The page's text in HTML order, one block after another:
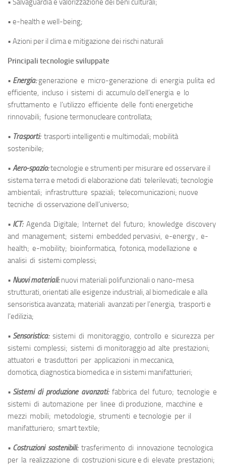
• e-health e well-being;
• Azioni per il clima e mitigazione dei rischi naturali
Principali tecnologie sviluppate
• Energia:generazione e micro-generazione di energia pulita ed
efficiente, incluso i sistemi di accumulo dell’energia e lo
sfruttamento e l’utilizzo efficiente delle fonti energetiche
rinnovabili; fusione termonucleare controllata;
• Trasporti:trasporti intelligenti e multimodali; mobilità
sostenibile;
• Aero-spazio:tecnologie e strumenti per misurare ed osservare il
sistema terra e metodi di elaborazione dati telerilevati; tecnologie
ambientali; infrastrutture spaziali; telecomunicazioni; nuove
tecniche di osservazione dell’universo;
• ICT:Agenda Digitale; Internet del futuro; knowledge discovery
and management; sistemi embedded pervasivi, e-energy , e-
health; e-mobility; bioinformatica, fotonica, modellazione e
analisi di sistemi complessi;
• Nuovi materiali:nuovi materiali polifunzionali o nano-mesa
strutturati, orientati alle esigenze industriali, al biomedicale e alla
sensoristica avanzata; materiali avanzati per l’energia, trasporti e
l’edilizia;
• Sensoristica:sistemi di monitoraggio, controllo e sicurezza per
sistemi complessi; sistemi di monitoraggio ad alte prestazioni;
attuatori e trasduttori per applicazioni in meccanica,
domotica, diagnostica biomedica e in sistemi manifatturieri;
• Sistemi di produzione avanzati:fabbrica del futuro; tecnologie e
sistemi di automazione per linee di produzione, macchine e
mezzi mobili; metodologie, strumenti e tecnologie per il
manifatturiero; smart textile;
• Costruzioni sostenibili:trasferimento di innovazione tecnologica
per la realizzazione di costruzioni sicure e di elevate prestazioni;